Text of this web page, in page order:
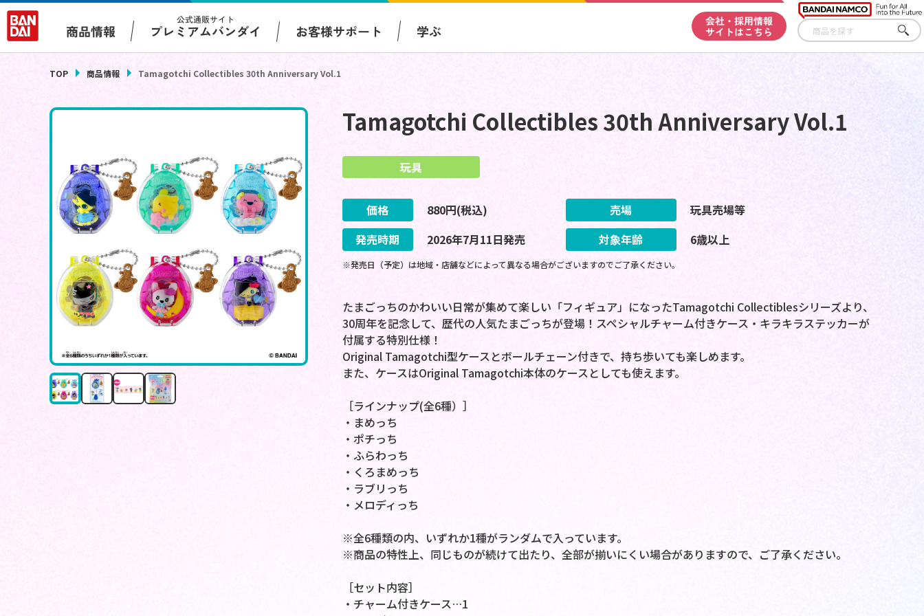
商品情報
公式通販サイト
プレミアムバンダイ お客様サポート 学ぶ
会社・採用情報
サイトはこちら
さが
す
TOP 商品情報 Tamagotchi Collectibles 30th Anniversary Vol.1
Tamagotchi Collectibles 30th Anniversary Vol.1
玩具
価格 880円(税込) 売場
玩具売場等
発売時期
2026年7月11日発売 対象年齢 6歳以上
※発売日（予定）は地域・店舗などによって異なる場合がございますのでご了承ください。
たまごっちのかわいい日常が集めて楽しい「フィギュア」になったTamagotchi Collectiblesシリーズより、
30周年を記念して、歴代の人気たまごっちが登場！スペシャルチャーム付きケース・キラキラステッカーが
付属する特別仕様！
Original Tamagotchi型ケースとボールチェーン付きで、持ち歩いても楽しめます。
また、ケースはOriginal Tamagotchi本体のケースとしても使えます。
［ラインナップ(全6種）］
・まめっち
・ポチっち
・ふらわっち
・くろまめっち
・ラブリっち
・メロディっち
※全6種類の内、いずれか1種がランダムで入っています。
※商品の特性上、同じものが続けて出たり、全部が揃いにくい場合がありますので、ご了承ください。
［セット内容］
・チャーム付きケース…1